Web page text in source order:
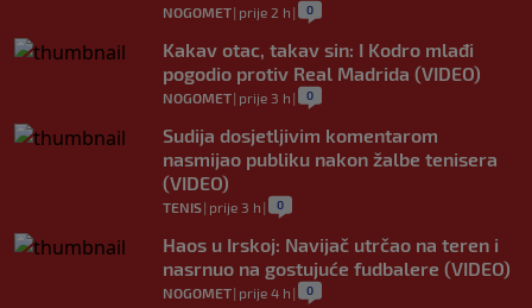
NOGOMET| prije 2 h | 0
Kakav otac, takav sin: I Kodro mlađi
pogodio protiv Real Madrida (VIDEO)
NOGOMET| prije 3 h | 0
Sudija dosjetljivim komentarom
nasmijao publiku nakon žalbe tenisera
(VIDEO)
TENIS| prije 3 h | 0
Haos u Irskoj: Navijač utrčao na teren i
nasrnuo na gostujuće fudbalere (VIDEO)
NOGOMET| prije 4 h | 0